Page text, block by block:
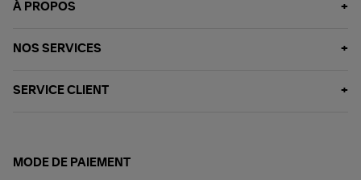
À PROPOS
NOS SERVICES
SERVICE CLIENT
MODE DE PAIEMENT